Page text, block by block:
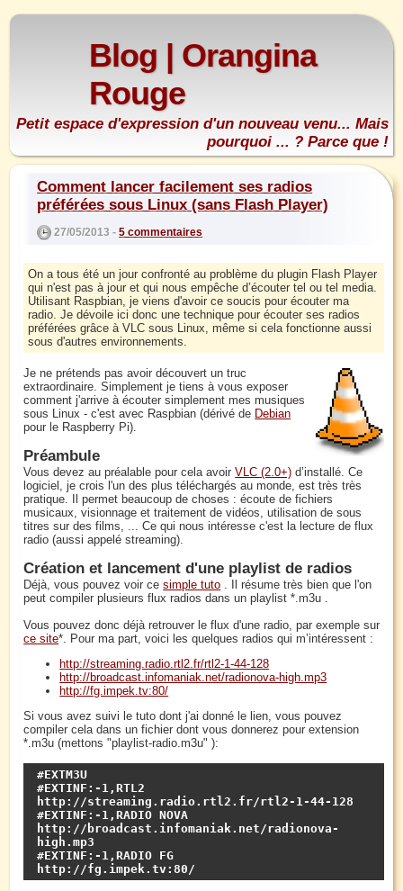
Blog | Orangina
Rouge
Petit espace d'expression d'un nouveau venu... Mais
pourquoi ... ? Parce que !
Comment lancer facilement ses radios
préférées sous Linux (sans Flash Player)
27/05/2013 -5 commentaires
On a tous été un jour confronté au problème du plugin Flash Player
qui n'est pas à jour et qui nous empêche d’écouter tel ou tel media.
Utilisant Raspbian, je viens d'avoir ce soucis pour écouter ma
radio. Je dévoile ici donc une technique pour écouter ses radios
préférées grâce à VLC sous Linux, même si cela fonctionne aussi
sous d'autres environnements.
Je ne prétends pas avoir découvert un truc
extraordinaire. Simplement je tiens à vous exposer
comment j'arrive à écouter simplement mes musiques
sous Linux - c'est avec Raspbian (dérivé de Debian
pour le Raspberry Pi).
Préambule
Vous devez au préalable pour cela avoirVLC (2.0+) d’installé. Ce
logiciel, je crois l'un des plus téléchargés au monde, est très très
pratique. Il permet beaucoup de choses : écoute de fichiers
musicaux, visionnage et traitement de vidéos, utilisation de sous
titres sur des films, ... Ce qui nous intéresse c'est la lecture de flux
radio (aussi appelé streaming).
Création et lancement d'une playlist de radios
Déjà, vous pouvez voir cesimple tuto . Il résume très bien que l'on
peut compiler plusieurs flux radios dans un playlist *.m3u .
Vous pouvez donc déjà retrouver le flux d'une radio, par exemple sur
ce site*. Pour ma part, voici les quelques radios qui m’intéressent :
http://streaming.radio.rtl2.fr/rtl2-1-44-128
http://broadcast.infomaniak.net/radionova-high.mp3
http://fg.impek.tv:80/
Si vous avez suivi le tuto dont j'ai donné le lien, vous pouvez
compiler cela dans un fichier dont vous donnerez pour extension
*.m3u (mettons "playlist-radio.m3u" ):
#EXTM3U
#EXTINF:-1,RTL2
http://streaming.radio.rtl2.fr/rtl2-1-44-128
#EXTINF:-1,RADIO NOVA
http://broadcast.infomaniak.net/radionova-
high.mp3
#EXTINF:-1,RADIO FG
http://fg.impek.tv:80/